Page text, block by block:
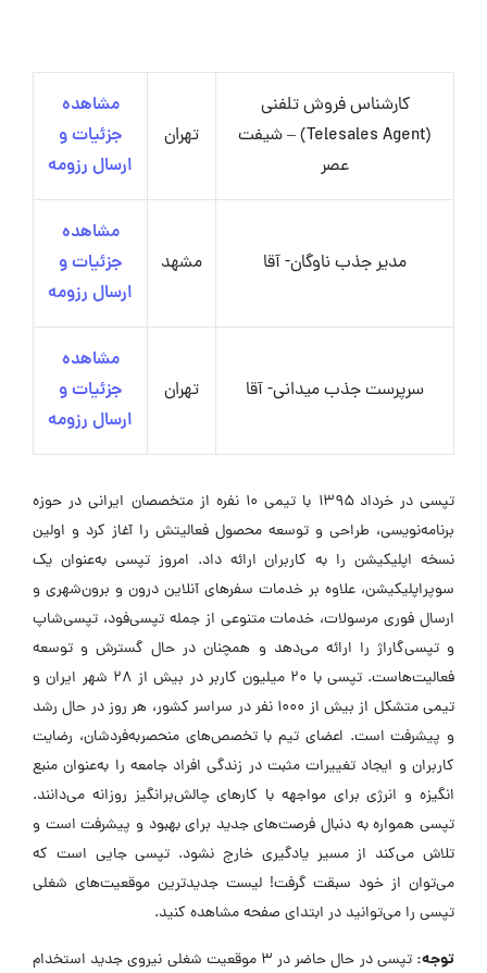
کارشناس فروش تلفنی
(Telesales Agent) – شیفت
عصر
تهران
مشاهده
جزئیات و
ارسال رزومه
مدیر جذب ناوگان- آقا مشهد
مشاهده
جزئیات و
ارسال رزومه
سرپرست جذب میدانی- آقا تهران
مشاهده
جزئیات و
ارسال رزومه
تپسی در خرداد ۱۳۹۵ با تیمی ۱۰ نفره از متخصصان ایرانی در حوزه
برنامه‌نویسی، طراحی و توسعه محصول فعالیتش را آغاز کرد و اولین
نسخه اپلیکیشن را به کاربران ارائه داد. امروز تپسی به‌عنوان یک
سوپراپلیکیشن، علاوه بر خدمات سفرهای آنلاین درون و برون‌شهری و
ارسال فوری مرسولات، خدمات متنوعی از جمله تپسی‌فود، تپسی‌شاپ
و تپسی‌گاراژ را ارائه می‌دهد و همچنان در حال گسترش و توسعه
فعالیت‌هاست. تپسی با ۲۰ میلیون کاربر در بیش از ۲۸ شهر ایران و
تیمی متشکل از بیش از ۱۰۰۰ نفر در سراسر کشور، هر روز در حال رشد
و پیشرفت است. اعضای تیم با تخصص‌های منحصربه‌فردشان، رضایت
کاربران و ایجاد تغییرات مثبت در زندگی افراد جامعه را به‌عنوان منبع
انگیزه و انرژی برای مواجهه با کارهای چالش‌برانگیز روزانه می‌دانند.
تپسی همواره به دنبال فرصت‌های جدید برای بهبود و پیشرفت است و
تلاش می‌کند از مسیر یادگیری خارج نشود. تپسی جایی است که
می‌توان از خود سبقت گرفت! لیست جدیدترین موقعیت‌های شغلی
تپسی را می‌توانید در ابتدای صفحه مشاهده کنید.
توجه:
تپسی در حال حاضر در ۳ موقعیت شغلی نیروی جدید استخدام